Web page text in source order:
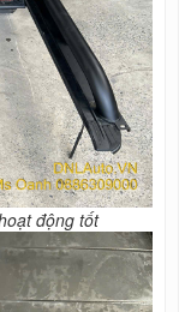
động tốt